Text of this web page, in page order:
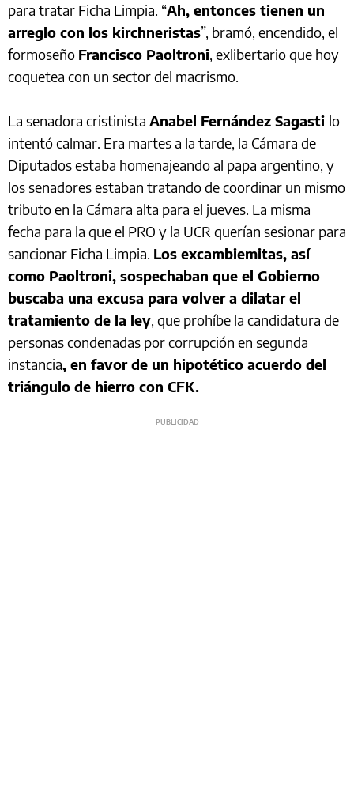
para tratar Ficha Limpia. “Ah, entonces tienen un
arreglo con los kirchneristas”, bramó, encendido, el
formoseño Francisco Paoltroni, exlibertario que hoy
coquetea con un sector del macrismo.
La senadora cristinista Anabel Fernández Sagasti lo
intentó calmar. Era martes a la tarde, la Cámara de
Diputados estaba homenajeando al papa argentino, y
los senadores estaban tratando de coordinar un mismo
tributo en la Cámara alta para el jueves. La misma
fecha para la que el PRO y la UCR querían sesionar para
sancionar Ficha Limpia. Los excambiemitas, así
como Paoltroni, sospechaban que el Gobierno
buscaba una excusa para volver a dilatar el
tratamiento de la ley, que prohíbe la candidatura de
personas condenadas por corrupción en segunda
instancia, en favor de un hipotético acuerdo del
triángulo de hierro con CFK.